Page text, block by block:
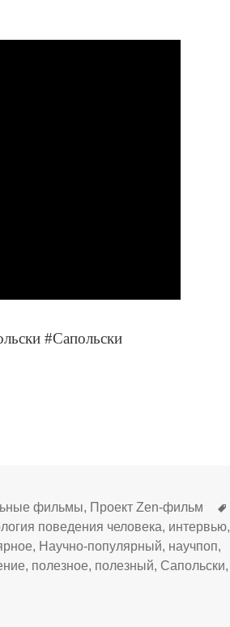
#Сапольски
фильмы, Проект Zen-фильм
поведения человека, интервью,
, Научно-популярный, научпоп,
, полезное, полезный, Сапольски,